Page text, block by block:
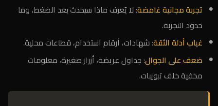
تجربة مجانية غامضة: لا يُعرف ماذا سيحدث بعد الضغط، وما
حدود التجربة.
غياب أدلة الثقة: شهادات، أرقام استخدام، قطاعات محلية.
ضعف على الجوال: جداول عريضة، أزرار صغيرة، معلومات
مخفية خلف تبويبات.